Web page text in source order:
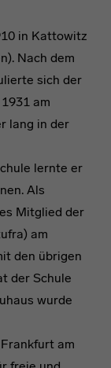
in Kattowitz
Nach dem
sich der
am
lang in der
lernte er
Als
Mitglied der
am
den übrigen
der Schule
wurde
am